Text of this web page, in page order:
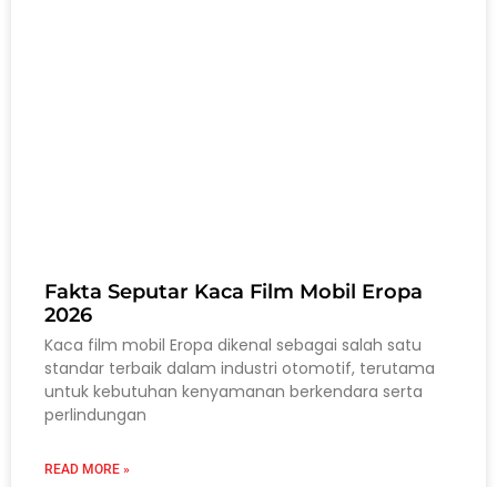
Fakta Seputar Kaca Film Mobil Eropa
2026
Kaca film mobil Eropa dikenal sebagai salah satu
standar terbaik dalam industri otomotif, terutama
untuk kebutuhan kenyamanan berkendara serta
perlindungan
READ MORE »